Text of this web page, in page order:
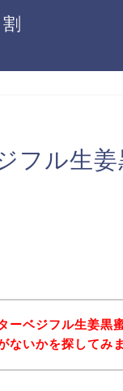
フル生
ーベジフル生姜黒
ないかを探してみ